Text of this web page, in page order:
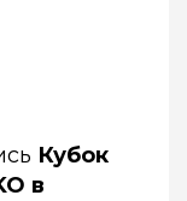
Кубок
в